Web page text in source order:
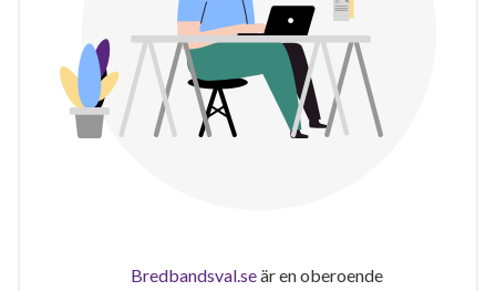
Bredbandsval.seär en oberoende